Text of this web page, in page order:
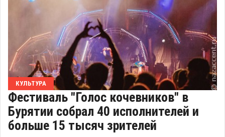
КУЛЬТУРА
Фестиваль "Голос кочевников" в
Бурятии собрал 40 исполнителей и
больше 15 тысяч зрителей